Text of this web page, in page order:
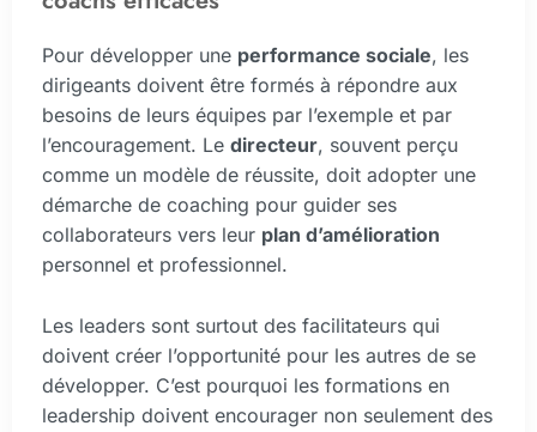
Pour développer une performance sociale, les
dirigeants doivent être formés à répondre aux
besoins de leurs équipes par l’exemple et par
l’encouragement. Le directeur, souvent perçu
comme un modèle de réussite, doit adopter une
démarche de coaching pour guider ses
collaborateurs vers leur plan d’amélioration
personnel et professionnel.
Les leaders sont surtout des facilitateurs qui
doivent créer l’opportunité pour les autres de se
développer. C’est pourquoi les formations en
leadership doivent encourager non seulement des